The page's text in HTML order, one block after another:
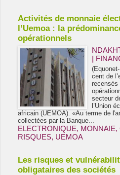
Activités de monnaie
l’Uemoa : la
opérationnels
|
cent de
recensés
secteur
l’Union
africain (UEMOA). «Au terme de
collectées par la Banque...
ELECTRONIQUE, MONNAIE,
RISQUES, UEMOA
Les risques et
obligataires des sociétés